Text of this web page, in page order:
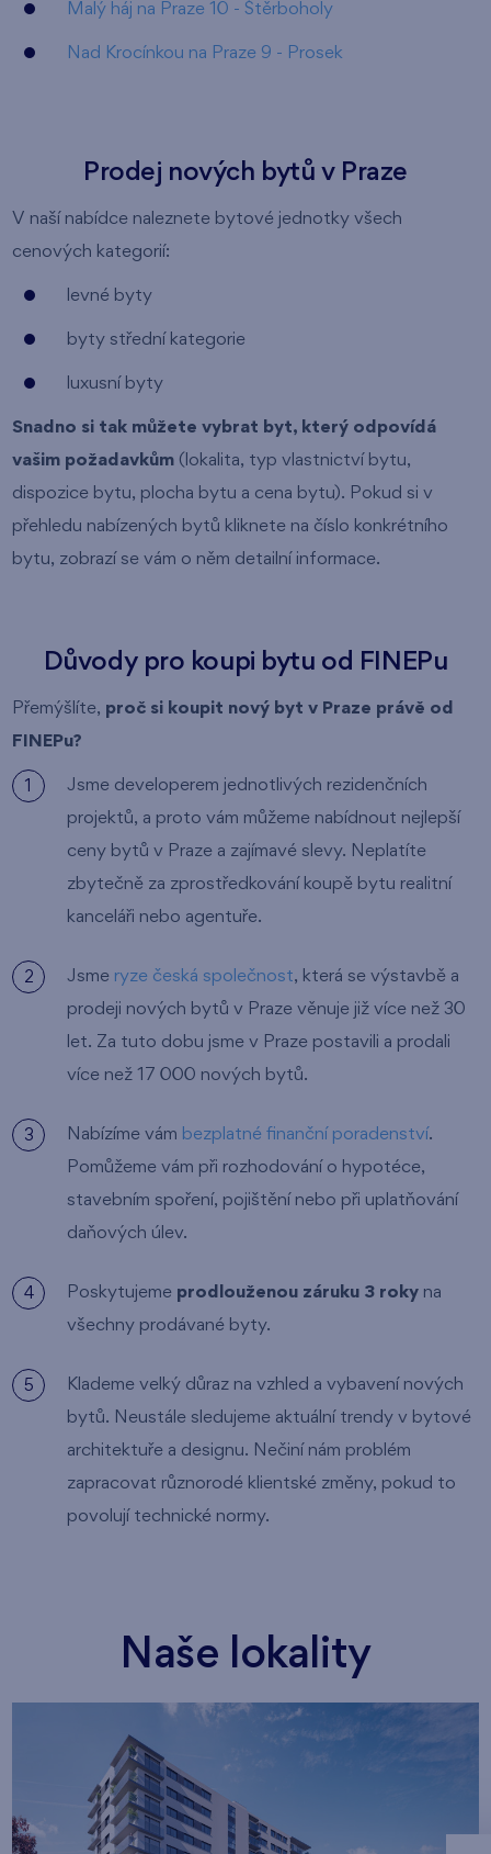
Malý háj na Praze 10 - Štěrboholy
Nad Krocínkou na Praze 9 - Prosek
Prodej nových bytů v Praze
V naší nabídce naleznete bytové jednotky všech
cenových kategorií:
levné byty
byty střední kategorie
luxusní byty
Snadno si tak můžete vybrat byt, který odpovídá
vašim požadavkům (lokalita, typ vlastnictví bytu,
dispozice bytu, plocha bytu a cena bytu). Pokud si v
přehledu nabízených bytů kliknete na číslo konkrétního
bytu, zobrazí se vám o něm detailní informace.
Důvody pro koupi bytu od FINEPu
Přemýšlíte, proč si koupit nový byt v Praze právě od
FINEPu?
Jsme developerem jednotlivých rezidenčních
projektů, a proto vám můžeme nabídnout nejlepší
ceny bytů v Praze a zajímavé slevy. Neplatíte
zbytečně za zprostředkování koupě bytu realitní
kanceláři nebo agentuře.
Jsme ryze česká společnost, která se výstavbě a
prodeji nových bytů v Praze věnuje již více než 30
let. Za tuto dobu jsme v Praze postavili a prodali
více než 17 000 nových bytů.
Nabízíme vám bezplatné finanční poradenství.
Pomůžeme vám při rozhodování o hypotéce,
stavebním spoření, pojištění nebo při uplatňování
daňových úlev.
Poskytujeme prodlouženou záruku 3 roky na
všechny prodávané byty.
Klademe velký důraz na vzhled a vybavení nových
bytů. Neustále sledujeme aktuální trendy v bytové
architektuře a designu. Nečiní nám problém
zapracovat různorodé klientské změny, pokud to
povolují technické normy.
Naše lokality